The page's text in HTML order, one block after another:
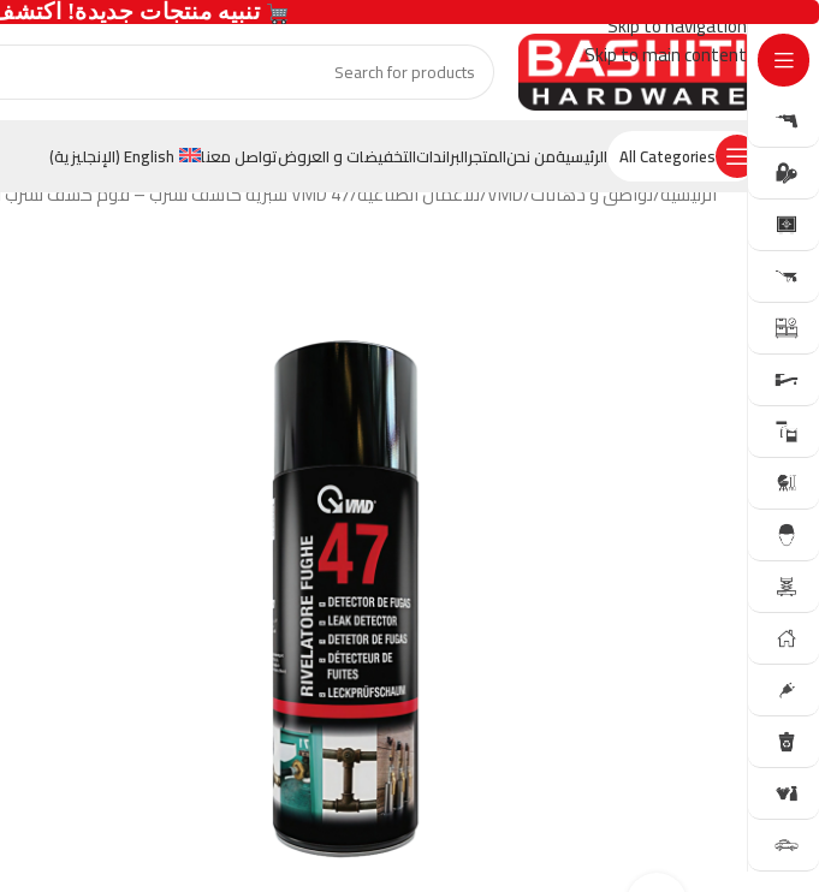
Skip to navigation
Skip to main content
All Categories الرئيسيةمن نحنالمتجرالبرانداتالتخفيضات و العروضتواصل معنا English
(الإنجليزية)
الرئيسية لواصق و دهانات VMD للأعمال الصناعية VMD 47 سبريه كاشف تسرب – فوم كشف تسرب الغاز والهواء – 400 مل
  تنبيه منتجات جديدة! اكتشف أحدث الإضافات اليوم
GET OFFER